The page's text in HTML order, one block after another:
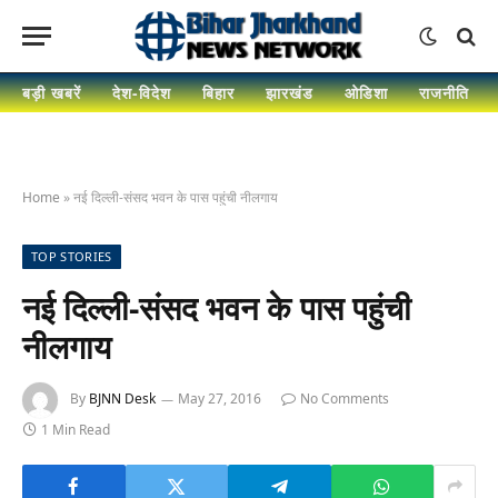
बड़ी खबरें देश-विदेश बिहार झारखंड ओडिशा राजनीति
Home »नई दिल्ली-संसद भवन के पास पहुंची नीलगाय
TOP STORIES
नई दिल्ली-संसद भवन के पास पहुंची
नीलगाय
By BJNN Desk May 27, 2016
No Comments
1 Min Read